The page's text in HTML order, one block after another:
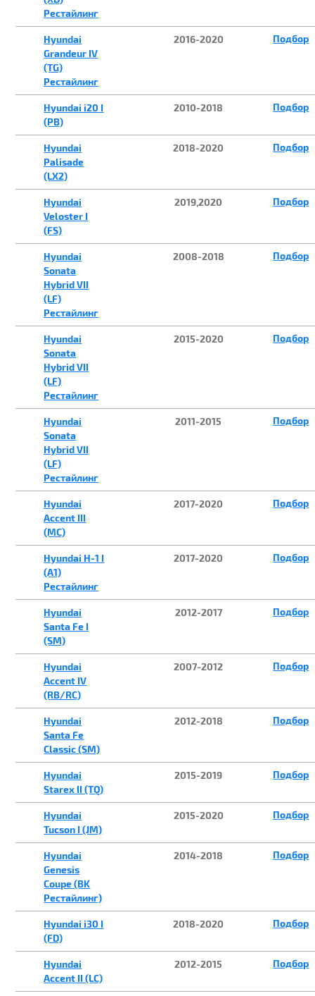
Рестайлинг
Hyundai
Grandeur IV
(TG)
Рестайлинг
2016-2020 Подбор
Hyundai i20 I
(PB)
2010-2018 Подбор
Hyundai
Palisade
(LX2)
2018-2020 Подбор
Hyundai
Veloster I
(FS)
2019,2020 Подбор
Hyundai
Sonata
Hybrid VII
(LF)
Рестайлинг
2008-2018 Подбор
Hyundai
Sonata
Hybrid VII
(LF)
Рестайлинг
2015-2020 Подбор
Hyundai
Sonata
Hybrid VII
(LF)
Рестайлинг
2011-2015 Подбор
Hyundai
Accent III
(MC)
2017-2020 Подбор
Hyundai H-1 I
(A1)
Рестайлинг
2017-2020 Подбор
Hyundai
Santa Fe I
(SM)
2012-2017 Подбор
Hyundai
Accent IV
(RB/RC)
2007-2012 Подбор
Hyundai
Santa Fe
Classic (SM)
2012-2018 Подбор
Hyundai
Starex II (TQ)
2015-2019 Подбор
Hyundai
Tucson I (JM)
2015-2020 Подбор
Hyundai
Genesis
Coupe (BK
Рестайлинг)
2014-2018 Подбор
Hyundai i30 I
(FD)
2018-2020 Подбор
Hyundai
Accent II (LC)
2012-2015 Подбор